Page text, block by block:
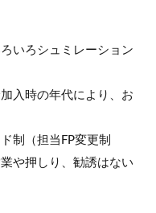
いろシュミレーション
入時の年代により、お
制（担当FP変更制
や押しり、勧誘はない